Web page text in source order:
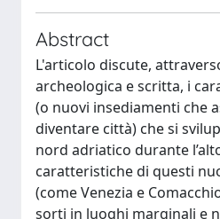
Abstract
L'articolo discute,
archeologica e scritta, i
(o nuovi insediamenti che
diventare città) che si
nord adriatico durante
caratteristiche di questi
(come Venezia e
sorti in luoghi marginali e